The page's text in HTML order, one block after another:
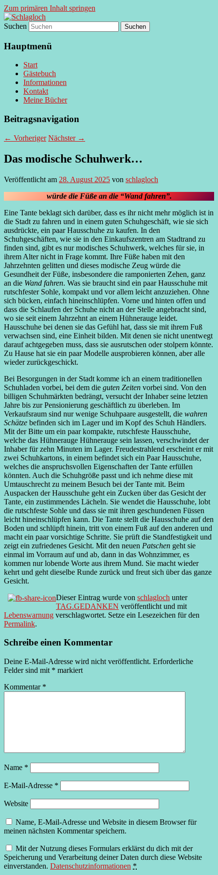
Zum primären Inhalt springen
Schlagloch
supersberger taggedanken
Suchen
Hauptmenü
Start
Gästebuch
Informationen
Kontakt
Meine Bücher
Beitragsnavigation
← Vorheriger Nächster →
Das modische Schuhwerk…
Veröffentlicht am 28. August 2025 von schlagloch
würde die Füße an die “Wand fahren”.
Eine Tante beklagt sich darüber, dass es ihr nicht mehr möglich ist in
die Stadt zu fahren und in einem guten Schuhgeschäft, wie sie sich
ausdrückte, ein paar Hausschuhe zu kaufen. In den
Schuhgeschäften, wie sie in den Einkaufszentren am Stadtrand zu
finden sind, gibt es nur modisches Schuhwerk, welches für sie, in
ihrem Alter nicht in Frage kommt. Ihre Füße haben mit den
Jahrzehnten gelitten und dieses modische Zeug würde die
Gesundheit der Füße, insbesondere die ramponierten Zehen, ganz
an die Wand fahren. Was sie braucht sind ein paar Hausschuhe mit
rutschfester Sohle, kompakt und vor allem leicht anzuziehen. Ohne
sich bücken, einfach hineinschlüpfen. Vorne und hinten offen und
dass die Schlaufen der Schuhe nicht an der Stelle angebracht sind,
wo sie seit einem Jahrzehnt an einem Hühnerauge leidet.
Hausschuhe bei denen sie das Gefühl hat, dass sie mit ihrem Fuß
verwachsen sind, eine Einheit bilden. Mit denen sie nicht unentwegt
darauf achtgegeben muss, dass sie ausrutschen oder stolpern könnte.
Zu Hause hat sie ein paar Modelle ausprobieren können, aber alle
wieder zurückgeschickt.
Bei Besorgungen in der Stadt komme ich an einem traditionellen
Schuhladen vorbei, bei dem die guten Zeiten vorbei sind. Von den
billigen Schuhmärkten bedrängt, versucht der Inhaber seine letzten
Jahre bis zur Pensionierung geschäftlich zu überleben. Im
Verkaufsraum sind nur wenige Schuhpaare ausgestellt, die wahren
Schätze befinden sich im Lager und im Kopf des Schuh Händlers.
Mit der Bitte um ein paar kompakte, rutschfeste Hausschuhe,
welche das Hühnerauge Hühnerauge sein lassen, verschwindet der
Inhaber für zehn Minuten im Lager. Freudestrahlend erscheint er mit
zwei Schuhkartons, in einem befindet sich ein Paar Hausschuhe,
welches die anspruchsvollen Eigenschaften der Tante erfüllen
könnten. Auch die Schuhgröße passt und ich nehme diese mit
Umtauschrecht zu meinem Besuch bei der Tante mit. Beim
Auspacken der Hausschuhe geht ein Zucken über das Gesicht der
Tante, ein zustimmendes Lächeln. Sie wendet die Hausschuhe, lobt
die rutschfeste Sohle und dass sie mit ihren geschundenen Füssen
leicht hineinschlüpfen kann. Die Tante stellt die Hausschuhe auf den
Boden und schlüpft hinein, tritt von einem Fuß auf den anderen und
macht ein paar vorsichtige Schritte. Sie prüft die Standfestigkeit und
zeigt ein zufriedenes Gesicht. Mit den neuen Patschen geht sie
einmal im Vorraum auf und ab, dann in das Wohnzimmer, es
kommen nur lobende Worte aus ihrem Mund. Sie macht wieder
kehrt und geht dieselbe Runde zurück und freut sich über das ganze
Gesicht.
Dieser Eintrag wurde von schlagloch unter
TAG.GEDANKEN veröffentlicht und mit
Lebenswarnung verschlagwortet. Setze ein Lesezeichen für den
Permalink.
Schreibe einen Kommentar
Deine E-Mail-Adresse wird nicht veröffentlicht. Erforderliche
Felder sind mit * markiert
Kommentar *
Name *
E-Mail-Adresse *
Website
Name, E-Mail-Adresse und Website in diesem Browser für
meinen nächsten Kommentar speichern.
Mit der Nutzung dieses Formulars erklärst du dich mit der
Speicherung und Verarbeitung deiner Daten durch diese Website
einverstanden. Datenschutzinformationen *